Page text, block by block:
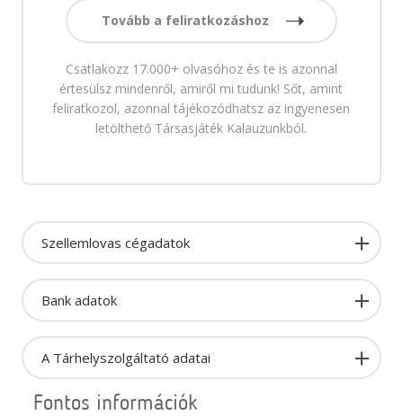
Tovább a feliratkozáshoz
Csatlakozz 17.000+ olvasóhoz és te is azonnal
értesülsz mindenről, amiről mi tudunk! Sőt, amint
feliratkozol, azonnal tájékozódhatsz az ingyenesen
letölthető Társasjáték Kalauzunkból.
Szellemlovas cégadatok
Bank adatok
A Tárhelyszolgáltató adatai
Fontos információk